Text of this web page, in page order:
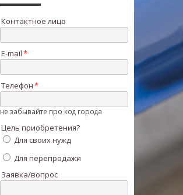
Контактное лицо
E-mail
Телефон
не забывайте про код города
Цель приобретения?
Для своих нужд
Для перепродажи
Заявка/вопрос